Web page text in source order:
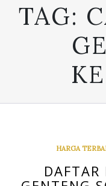
TAG:
HARGA
DAFTAR